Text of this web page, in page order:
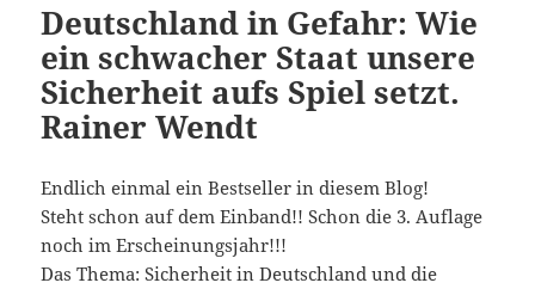
Deutschland in Gefahr: Wie
ein schwacher Staat unsere
Sicherheit aufs Spiel setzt.
Rainer Wendt
Endlich einmal ein Bestseller in diesem Blog!
Steht schon auf dem Einband!! Schon die 3. Auflage
noch im Erscheinungsjahr!!!
Das Thema: Sicherheit in Deutschland und die